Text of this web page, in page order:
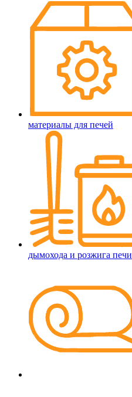
материалы для печей
дымохода и розжига печи